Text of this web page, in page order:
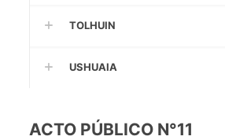
TOLHUIN
USHUAIA
ACTO PÚBLICO N°11